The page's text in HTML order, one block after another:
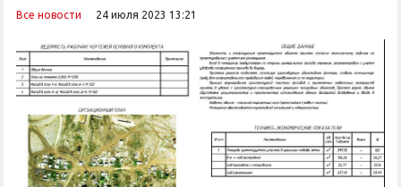
Все новости 24 июля 2023 13:21